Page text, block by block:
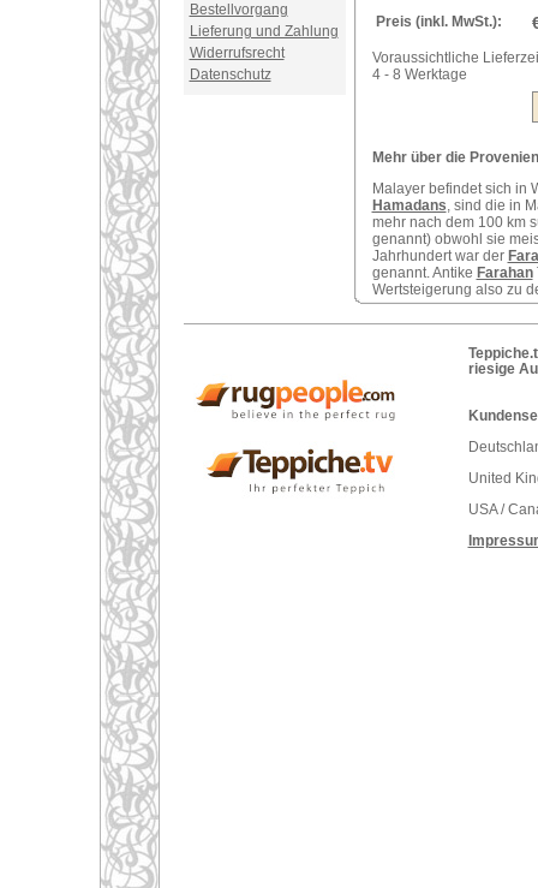
Bestellvorgang
Lieferung und Zahlung
Widerrufsrecht
Datenschutz
Preis (inkl. MwSt.):
Voraussichtliche
4 - 8 Werktage
Mehr über die
Malayer befindet sich in
Hamadans, sind die in
mehr nach dem 100 km
genannt) obwohl sie
Jahrhundert war der
genannt. Antike Farahan
Wertsteigerung also zu
riesige
United
USA /